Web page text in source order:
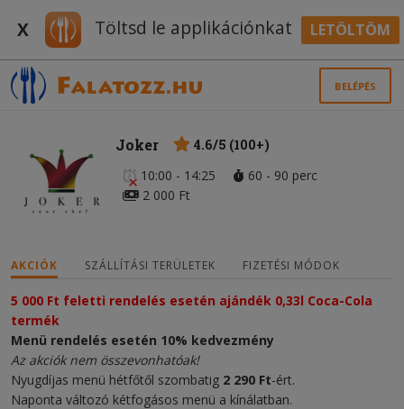
X Töltsd le applikációnkat LETÖLTÖM
BELÉPÉS
Joker
4.6/5 (100+)
10:00 - 14:25
60 - 90 perc
2 000 Ft
AKCIÓK SZÁLLÍTÁSI TERÜLETEK FIZETÉSI MÓDOK
5 000 Ft feletti rendelés esetén ajándék 0,33l Coca-Cola
termék
Menü rendelés esetén 10% kedvezmény
Az akciók nem összevonhatóak!
Nyugdíjas menü hétfőtől szombatig 2 290 Ft-ért.
Naponta változó kétfogásos menü a kínálatban.